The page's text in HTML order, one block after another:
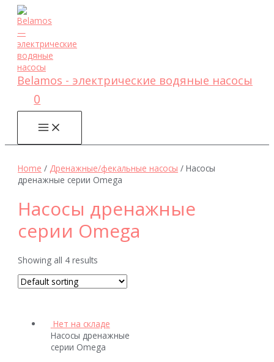
Перейти
содержимому
Belamos - электрические водяные насосы
0
MAIN
MENU
Home / Дренажные/фекальные насосы / Насосы
дренажные серии Omega
Насосы дренажные
серии Omega
Showing all 4 results
Нет на складе
Насосы дренажные
серии Omega